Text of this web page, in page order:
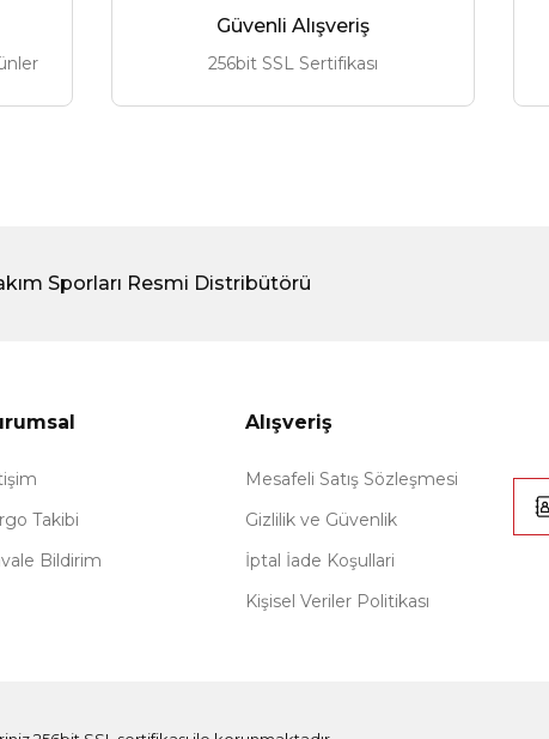
Güvenli Alışveriş
256bit SSL Sertifikası
Sporları Resmi Distribütörü
Takibi
Bildirim
Alışveriş
Mesafeli Satış Sözleşmesi
Gizlilik ve Güvenlik
İptal İade Koşullari
Kişisel Veriler Politikası